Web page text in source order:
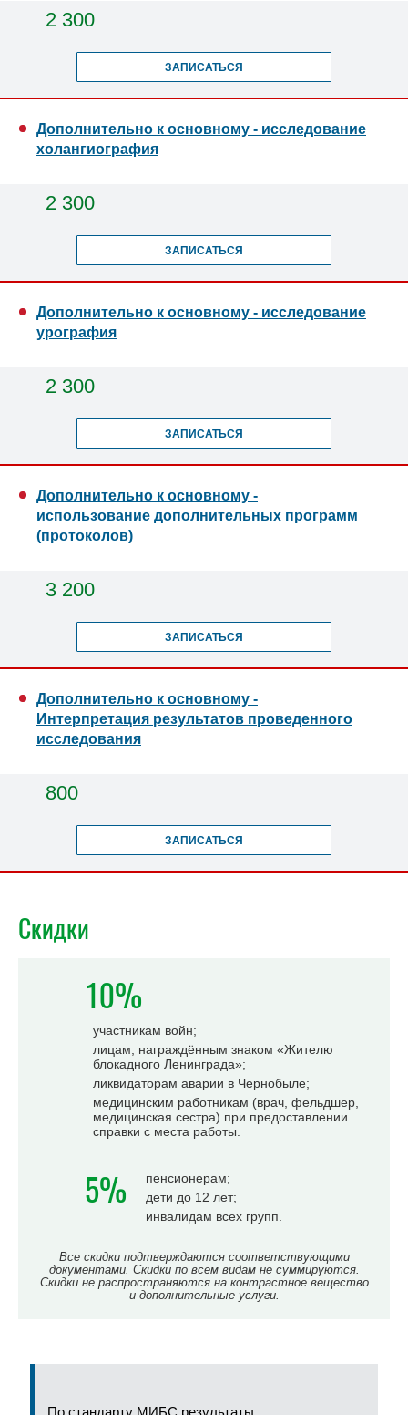
2 300
ЗАПИСАТЬСЯ
Дополнительно к основному - исследование
холангиография
2 300
ЗАПИСАТЬСЯ
Дополнительно к основному - исследование
урография
2 300
ЗАПИСАТЬСЯ
Дополнительно к основному -
использование дополнительных программ
(протоколов)
3 200
ЗАПИСАТЬСЯ
Дополнительно к основному -
Интерпретация результатов проведенного
исследования
800
ЗАПИСАТЬСЯ
Скидки
10%
участникам войн;
лицам, награждённым знаком «Жителю
блокадного Ленинграда»;
ликвидаторам аварии в Чернобыле;
медицинским работникам (врач, фельдшер,
медицинская сестра) при предоставлении
справки с места работы.
5%
пенсионерам;
дети до 12 лет;
инвалидам всех групп.
Все скидки подтверждаются соответствующими
документами. Скидки по всем видам не суммируются.
Скидки не распространяются на контрастное вещество
и дополнительные услуги.
По стандарту МИБС результаты